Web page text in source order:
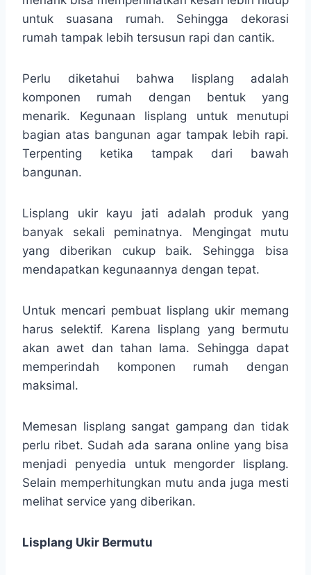
untuk suasana rumah. Sehingga dekorasi
rumah tampak lebih tersusun rapi dan cantik.
Perlu diketahui bahwa lisplang adalah
komponen rumah dengan bentuk yang
menarik. Kegunaan lisplang untuk menutupi
bagian atas bangunan agar tampak lebih rapi.
Terpenting ketika tampak dari bawah
bangunan.
Lisplang ukir kayu jati adalah produk yang
banyak sekali peminatnya. Mengingat mutu
yang diberikan cukup baik. Sehingga bisa
mendapatkan kegunaannya dengan tepat.
Untuk mencari pembuat lisplang ukir memang
harus selektif. Karena lisplang yang bermutu
akan awet dan tahan lama. Sehingga dapat
memperindah komponen rumah dengan
maksimal.
Memesan lisplang sangat gampang dan tidak
perlu ribet. Sudah ada sarana online yang bisa
menjadi penyedia untuk mengorder lisplang.
Selain memperhitungkan mutu anda juga mesti
melihat service yang diberikan.
Lisplang Ukir Bermutu